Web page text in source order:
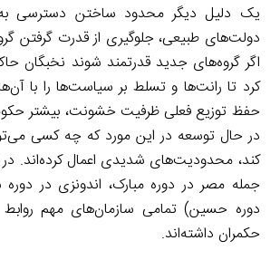
یک دلیل دیگر محدود ساختن دسترسی
دولت‌های طبیعی، جلوگیری از قدرت گرفتن
اگر گروه‌های جدید قدرتمند شوند نخبگان
کرد تا رانت‌ها و تسلط بر سیاست‌ها را با
حفظ توزیع فعلی ظرفیت خشونت، بیشتر
در حال توسعه در این مورد که چه کسی
کند، محدودیت‌های شدیدی اعمال کرده‌اند. در
جمله مصر در دوره مبارک، اندونزی در دوره
دوره حسین) تمامی سازمان‌های مهم
حکمران داشته‌اند.